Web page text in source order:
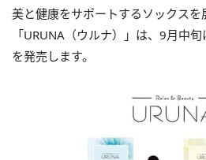
美と健康をサポートするソックスを
「URUNA（ウルナ）」は、9月中
を発売します。